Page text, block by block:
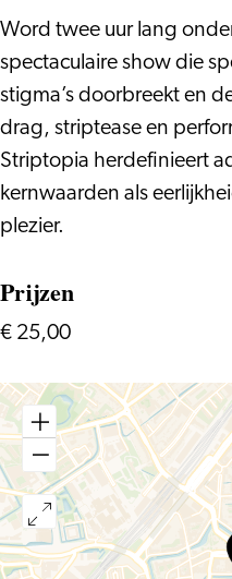
Word twee uur lang
spectaculaire show die
stigma’s doorbreekt en
drag, striptease en
Striptopia herdefinieert
kernwaarden als
plezier.
Prijzen
€ 25,00